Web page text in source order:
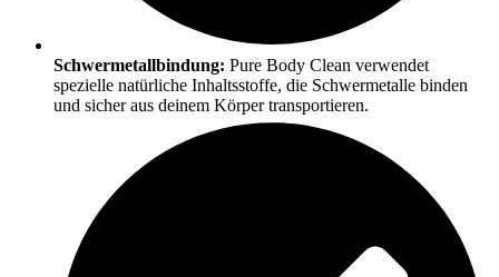
Schwermetallbindung: Pure Body Clean verwendet
spezielle natürliche Inhaltsstoffe, die Schwermetalle binden
und sicher aus deinem Körper transportieren.